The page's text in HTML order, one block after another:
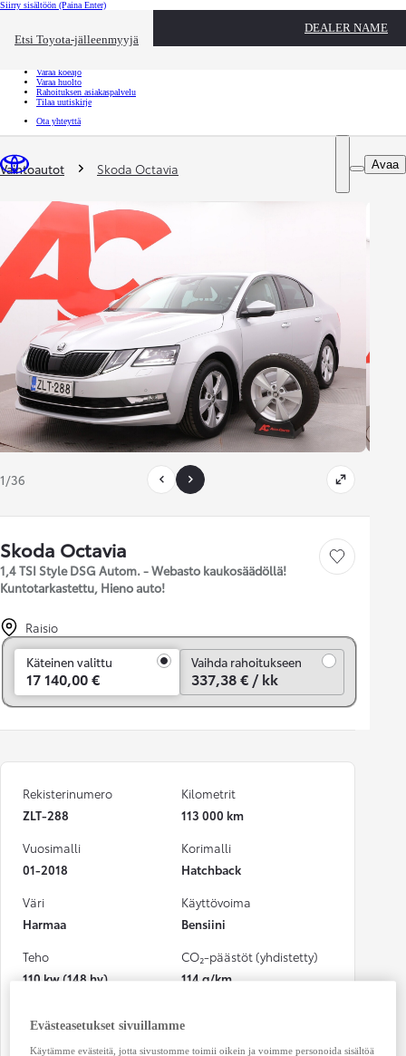
Siirry sisältöön (Paina Enter)
Etsi Toyota-jälleenmyyjä
DEALER NAME
Toyota palvelee Sulje
Varaa koeajo
Varaa huolto
Rahoituksen asiakaspalvelu
Tilaa uutiskirje
Ota yhteyttä
Avaa
Olet täällä
Vaihtoautot Skoda Octavia
1/36
Skoda Octavia
1,4 TSI Style DSG Autom. - Webasto kaukosäädöllä!
Kuntotarkastettu, Hieno auto!
Tallenna auto
Raisio
Käteinen valittu
17 140,00 €
Vaihda rahoitukseen
337,38 € / kk
Rekisterinumero
ZLT-288
Kilometrit
113 000 km
Vuosimalli
01-2018
Korimalli
Hatchback
Väri
Harmaa
Käyttövoima
Bensiini
Teho
110 kw (148 hv)
CO₂-päästöt (yhdistetty)
114 g/km
Automaatti
5
Evästeasetukset sivuillamme
Käytämme evästeitä, jotta sivustomme toimii oikein ja voimme personoida sisältöä